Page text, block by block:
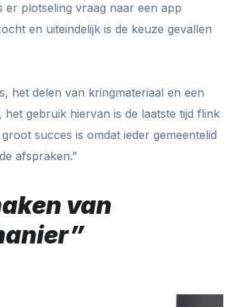
plotseling vraag naar een app
en uiteindelijk is de keuze gevallen
het delen van kringmateriaal en een
gebruik hiervan is de laatste tijd flink
succes is omdat ieder gemeentelid
afspraken.”
van